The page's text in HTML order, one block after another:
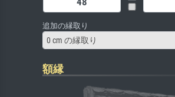
追加の縁取り
0 cm の縁取り
額縁